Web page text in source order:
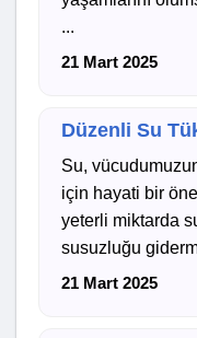
...
21 Mart 2025
Düzenli Su
Su,
için hayati bir
yeterli miktarda
susuzluğu
21 Mart 2025